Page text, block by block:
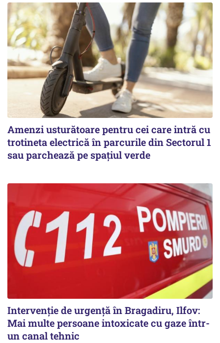
Amenzi usturătoare pentru cei care intră cu
trotineta electrică în parcurile din Sectorul 1
sau parchează pe spațiul verde
Intervenție de urgență în Bragadiru, Ilfov:
Mai multe persoane intoxicate cu gaze într-
un canal tehnic